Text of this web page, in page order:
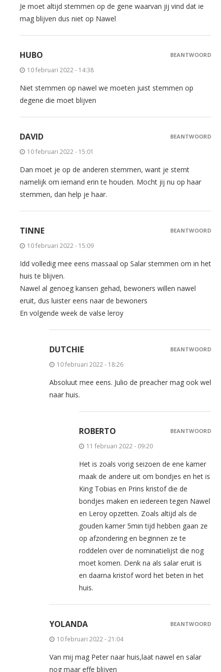
Je moet altijd stemmen op de gene waarvan jij vind dat ie
mag blijven dus niet op Nawel
HUBO
10 februari 2022 - 14:38
Niet stemmen op nawel we moeten juist stemmen op
degene die moet blijven
BEANTWOORD
DAVID
10 februari 2022 - 15:01
Dan moet je op de anderen stemmen, want je stemt
namelijk om iemand erin te houden. Mocht jij nu op haar
stemmen, dan help je haar.
BEANTWOORD
TINNE
10 februari 2022 - 15:09
Idd volledig mee eens massaal op Salar stemmen om in het
huis te blijven.
Nawel al genoeg kansen gehad, bewoners willen nawel
eruit, dus luister eens naar de bewoners
En volgende week de valse leroy
BEANTWOORD
DUTCHIE
10 februari 2022 - 18:26
Absoluut mee eens. Julio de preacher mag ook wel
naar huis.
BEANTWOORD
ROBERTO
11 februari 2022 - 09:20
Het is zoals vorig seizoen de ene kamer
maak de andere uit om bondjes en het is
King Tobias en Prins kristof die de
bondjes maken en iedereen tegen Nawel
en Leroy opzetten. Zoals altijd als de
gouden kamer 5min tijd hebben gaan ze
op afzondering en beginnen ze te
roddelen over de nominatielijst die nog
moet komen. Denk na als salar eruit is
en daarna kristof word het beten in het
huis.
BEANTWOORD
YOLANDA
10 februari 2022 - 21:04
Van mij mag Peter naar huis,laat nawel en salar
nog maar effe blijven
BEANTWOORD